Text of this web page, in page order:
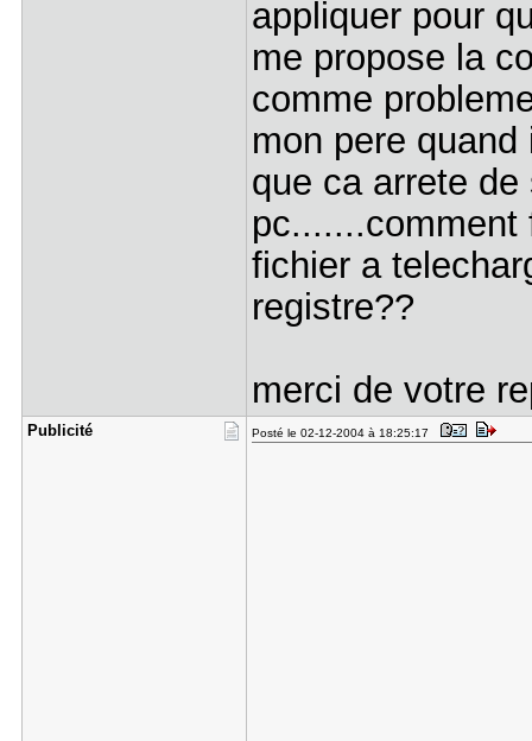
appliquer pour
me propose la
comme
mon pere
que ca arrete
pc.......comment
fichier a
registre??
merci de votre
Publicité Posté le 02-12-2004 à 18:25:17